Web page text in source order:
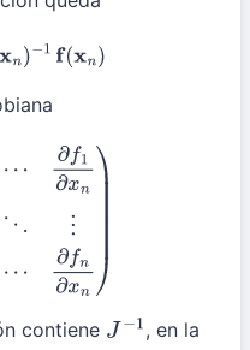
n)− 1f(x n)
∂x1 ⋯ ∂
contiene J− 1 , en la